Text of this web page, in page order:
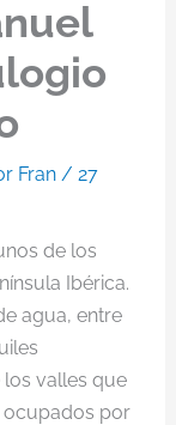
Fran / 27
de los
Ibérica.
agua, entre
valles que
ocupados por